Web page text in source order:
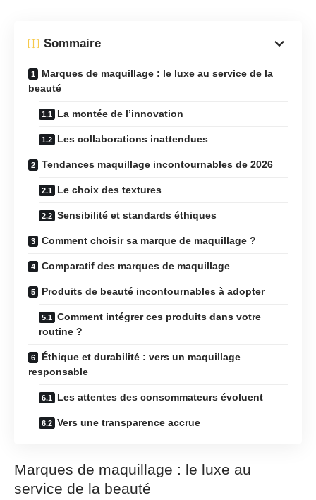
Sommaire
Marques de maquillage : le luxe au service de la
beauté
La montée de l’innovation
Les collaborations inattendues
Tendances maquillage incontournables de 2026
Le choix des textures
Sensibilité et standards éthiques
Comment choisir sa marque de maquillage ?
Comparatif des marques de maquillage
Produits de beauté incontournables à adopter
Comment intégrer ces produits dans votre
routine ?
Éthique et durabilité : vers un maquillage
responsable
Les attentes des consommateurs évoluent
Vers une transparence accrue
Marques de maquillage : le luxe au
service de la beauté